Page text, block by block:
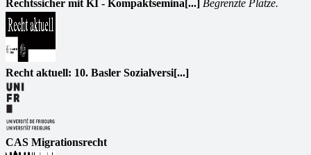
Rechtssicher mit KI - Kompaktsemina[...] Begrenzte Plätze.
Recht aktuell: 10. Basler Sozialversi[...]
CAS Migrationsrecht